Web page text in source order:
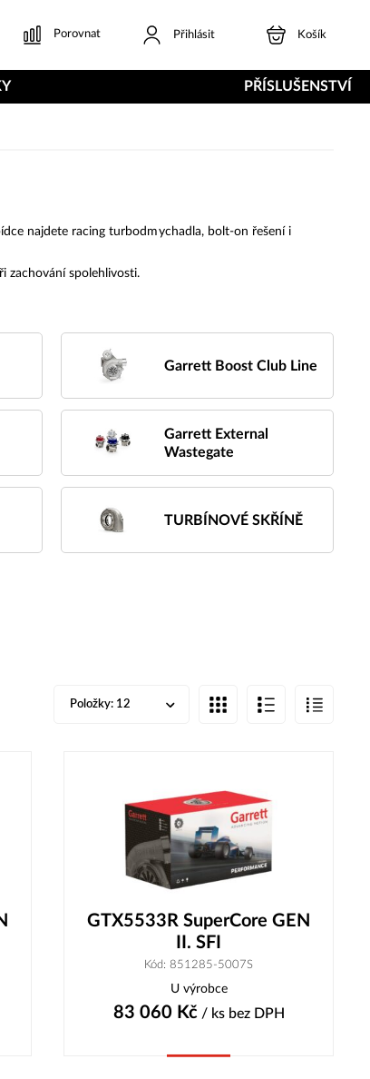
Porovnat Přihlásit Košík
PŘÍSLUŠENSTVÍ
najdete racing turbodmychadla, bolt-on řešení i
zachování spolehlivosti.
Garrett Boost Club Line
Garrett External
Wastegate
TURBÍNOVÉ SKŘÍNĚ
Položky: 12
GTX5533R SuperCore GEN
II. SFI
Kód: 851285-5007S
U výrobce
83 060 Kč/ ks bez DPH